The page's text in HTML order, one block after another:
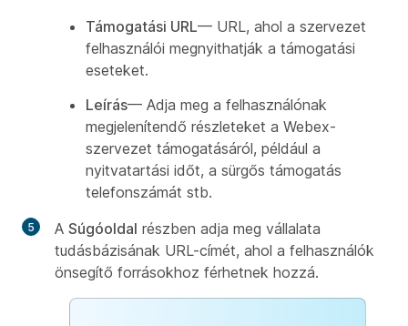
Támogatási URL— URL, ahol a szervezet
felhasználói megnyithatják a támogatási
eseteket.
Leírás— Adja meg a felhasználónak
megjelenítendő részleteket a Webex-
szervezet támogatásáról, például a
nyitvatartási időt, a sürgős támogatás
telefonszámát stb.
A Súgóoldal részben adja meg vállalata
tudásbázisának URL-címét, ahol a felhasználók
önsegítő forrásokhoz férhetnek hozzá.